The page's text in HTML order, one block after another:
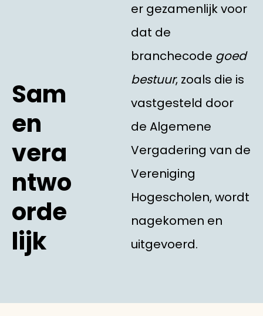
Sam
en
vera
ntwo
orde
lijk
er gezamenlijk voor
dat de
branchecode goed
bestuur, zoals die is
vastgesteld door
de Algemene
Vergadering van de
Vereniging
Hogescholen, wordt
nagekomen en
uitgevoerd.